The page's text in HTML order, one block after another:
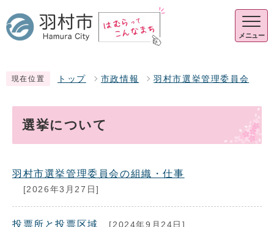
メニュー
現在位置 トップ 市政情報 羽村市選挙管理委員会
選挙について
羽村市選挙管理委員会の組織・仕事
[2026年3月27日]
投票所と投票区域 [2024年9月24日]